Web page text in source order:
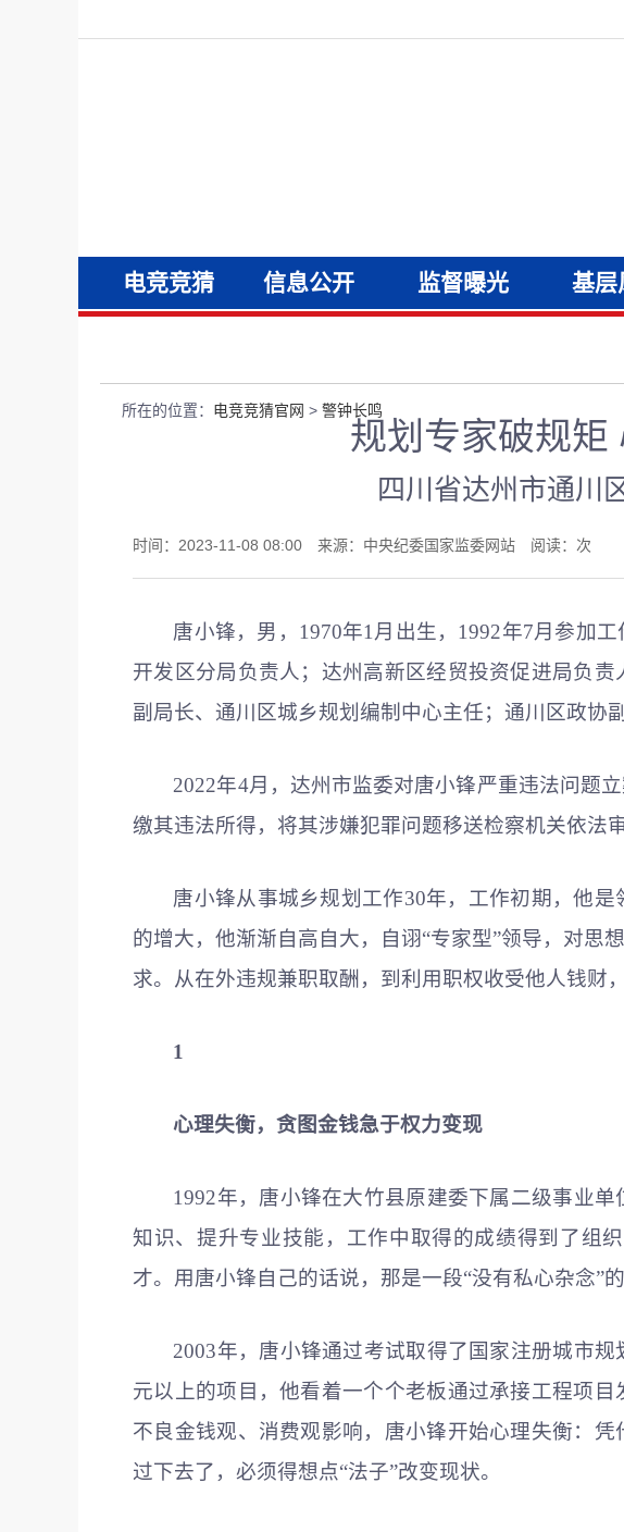
电竞竞猜 信息公开 监督曝光 基层
所在的位置： 电竞竞猜官网 > 警钟长鸣
规划专家破规矩
四川省达州市通川
时间：2023-11-08 08:00 来源：中央纪委国家监委网站 阅读： 次
唐小锋，男，1970年1月出生，1992年7月参加
开发区分局负责人；达州高新区经贸投资促进局负
副局长、通川区城乡规划编制中心主任；通川区政协副
2022年4月，达州市监委对唐小锋严重违法问题
缴其违法所得，将其涉嫌犯罪问题移送检察机关依法
唐小锋从事城乡规划工作30年，工作初期，他
的增大，他渐渐自高自大，自诩“专家型”领导，对思
求。从在外违规兼职取酬，到利用职权收受他人钱财
1
心理失衡，贪图金钱急于权力变现
1992年，唐小锋在大竹县原建委下属二级事业
知识、提升专业技能，工作中取得的成绩得到了组
才。用唐小锋自己的话说，那是一段“没有私心杂念”的
2003年，唐小锋通过考试取得了国家注册城市
元以上的项目，他看着一个个老板通过承接工程项
不良金钱观、消费观影响，唐小锋开始心理失衡：
过下去了，必须得想点“法子”改变现状。